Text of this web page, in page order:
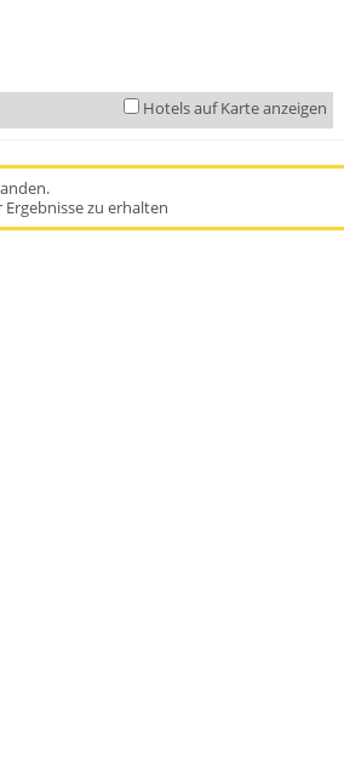
Hotels auf Karte anzeigen
zu erhalten